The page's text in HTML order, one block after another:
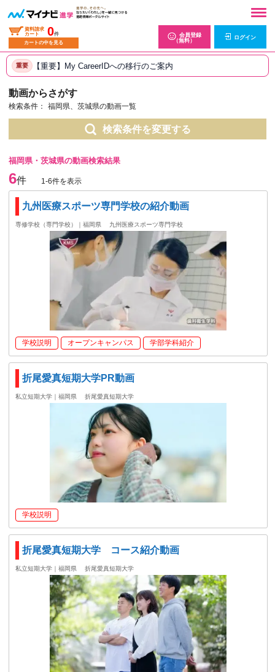
資料請求
カート
0件
カートの中を見る
会員登録
（無料）
ログイン
重要 【重要】My CareerIDへの移行のご案内
動画からさがす
検索条件： 福岡県、茨城県の動画一覧
検索条件を変更する
福岡県・茨城県の動画検索結果
6件 1-6件を表示
九州医療スポーツ専門学校の紹介動画
専修学校（専門学校）｜福岡県 九州医療スポーツ専門学校
学校説明 オープンキャンパス 学部学科紹介
折尾愛真短期大学PR動画
私立短期大学｜福岡県 折尾愛真短期大学
学校説明
折尾愛真短期大学 コース紹介動画
私立短期大学｜福岡県 折尾愛真短期大学